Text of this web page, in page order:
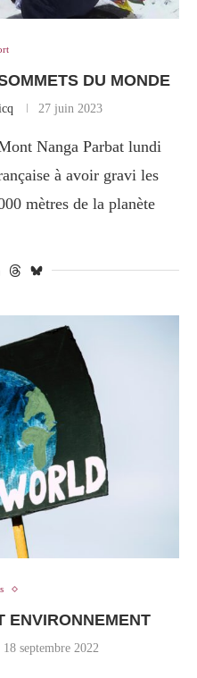
DU MONDE
27 juin 2023
Nanga Parbat lundi
à avoir gravi les
mètres de la planète
ENVIRONNEMENT
18 septembre 2022